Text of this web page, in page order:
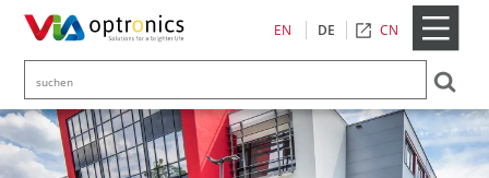
EN DE CN